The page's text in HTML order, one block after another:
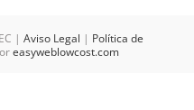
| Aviso Legal | Política de
easyweblowcost.com